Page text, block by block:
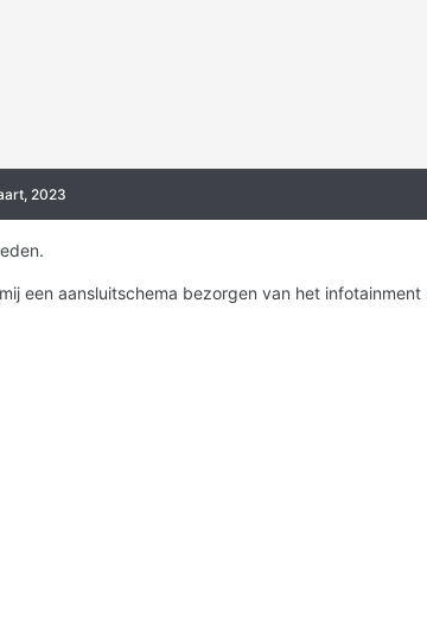
2023
een aansluitschema bezorgen van het